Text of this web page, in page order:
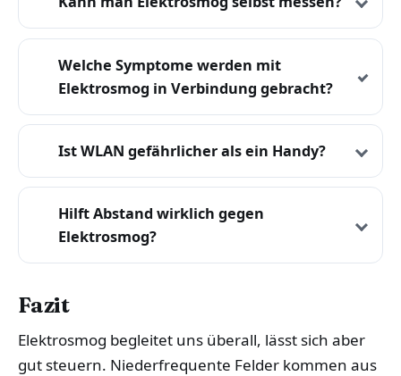
Welche Symptome werden mit
Elektrosmog in Verbindung gebracht?
Ist WLAN gefährlicher als ein Handy?
Hilft Abstand wirklich gegen
Elektrosmog?
Fazit
Elektrosmog begleitet uns überall, lässt sich aber
gut steuern. Niederfrequente Felder kommen aus